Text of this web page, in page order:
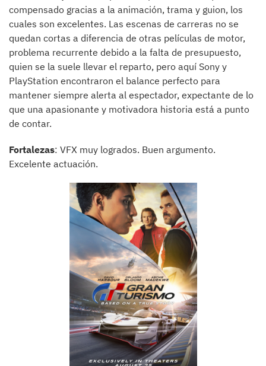
compensado gracias a la animación, trama y guion, los
cuales son excelentes. Las escenas de carreras no se
quedan cortas a diferencia de otras películas de motor,
problema recurrente debido a la falta de presupuesto,
quien se la suele llevar el reparto, pero aquí Sony y
PlayStation encontraron el balance perfecto para
mantener siempre alerta al espectador, expectante de lo
que una apasionante y motivadora historia está a punto
de contar.
Fortalezas: VFX muy logrados. Buen argumento.
Excelente actuación.